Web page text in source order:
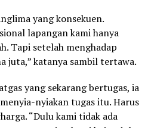
yang konsekuen.
lapangan kami hanya
Tapi setelah menghadap
juta,” katanya sambil tertawa.
yang sekarang bertugas, ia
nyiakan tugas itu. Harus
“Dulu kami tidak ada